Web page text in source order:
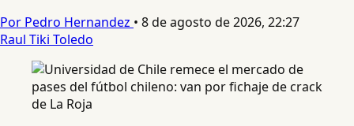
Por Pedro Hernandez • 8 de agosto de 2026, 22:27
Raul Tiki Toledo